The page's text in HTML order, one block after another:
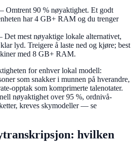
Omtrent 90 % nøyaktighet. Et godt
har 4 GB+ RAM og du trenger
mest nøyaktige lokale alternativet,
lyd. Treigere å laste ned og kjøre; best
med 8 GB+ RAM.
for enhver lokal modell:
som snakker i munnen på hverandre,
opptak som komprimerte talenotater.
nøyaktighet over 95 %, ordnivå-
kreves skymodeller — se
hvilken